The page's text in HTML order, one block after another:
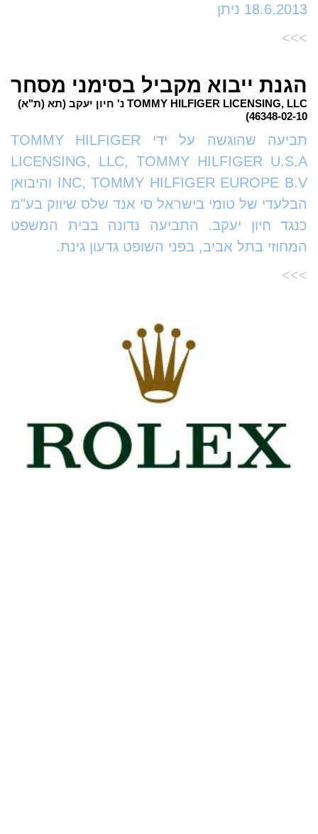
18.6.2013 ניתן
>>>
הגנת ייבוא מקביל בסימני מסחר
TOMMY HILFIGER LICENSING, LLC נ' חיון יעקב (תא (ת"א)
46348-02-10)
תביעה שהוגשה על ידי TOMMY HILFIGER
LICENSING, LLC, TOMMY HILFIGER U.S.A
INC, TOMMY HILFIGER EUROPE B.V והיבואן
הבלעדי של טומי בישראל סי אנד שלס שיווק בע"מ
כנגד חיון יעקב. התביעה נדונה בבית המשפט
המחוזי בתל אביב, בפני השופט גדעון גינת.
>>>